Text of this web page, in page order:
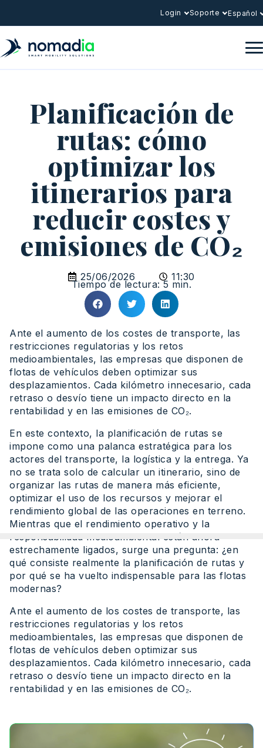
Login Soporte Español
Planificación de
rutas: cómo
optimizar los
itinerarios para
reducir costes y
emisiones de CO₂
25/06/2026 11:30
Tiempo de lectura: 5 min.
Ante el aumento de los costes de transporte, las
restricciones regulatorias y los retos
medioambientales, las empresas que disponen de
flotas de vehículos deben optimizar sus
desplazamientos. Cada kilómetro innecesario, cada
retraso o desvío tiene un impacto directo en la
rentabilidad y en las emisiones de CO₂.
En este contexto, la planificación de rutas se
impone como una palanca estratégica para los
actores del transporte, la logística y la entrega. Ya
no se trata solo de calcular un itinerario, sino de
organizar las rutas de manera más eficiente,
optimizar el uso de los recursos y mejorar el
rendimiento global de las operaciones en terreno.
Mientras que el rendimiento operativo y la
responsabilidad medioambiental están ahora
estrechamente ligados, surge una pregunta: ¿en
qué consiste realmente la planificación de rutas y
por qué se ha vuelto indispensable para las flotas
modernas?
Ante el aumento de los costes de transporte, las
restricciones regulatorias y los retos
medioambientales, las empresas que disponen de
flotas de vehículos deben optimizar sus
desplazamientos. Cada kilómetro innecesario, cada
retraso o desvío tiene un impacto directo en la
rentabilidad y en las emisiones de CO₂.